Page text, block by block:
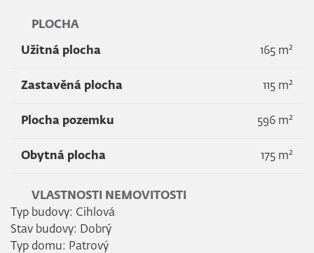
PLOCHA
Užitná plocha 165 m2
Zastavěná plocha 115 m2
Plocha pozemku 596 m2
Obytná plocha 175 m2
VLASTNOSTI NEMOVITOSTI
Typ budovy: Cihlová
Stav budovy: Dobrý
Typ domu: Patrový